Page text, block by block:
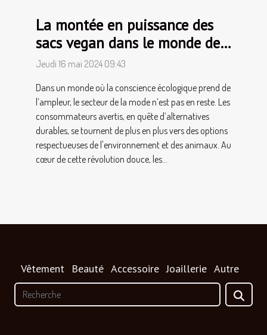
La montée en puissance des
sacs vegan dans le monde de
la mode
Jeudi 16 mai 2024 09:43
Dans un monde où la conscience écologique prend de
l’ampleur, le secteur de la mode n’est pas en reste. Les
consommateurs avertis, en quête d’alternatives
durables, se tournent de plus en plus vers des options
respectueuses de l'environnement et des animaux. Au
cœur de cette révolution douce, les...
Vêtement Beauté Accessoire Joaillerie Autre